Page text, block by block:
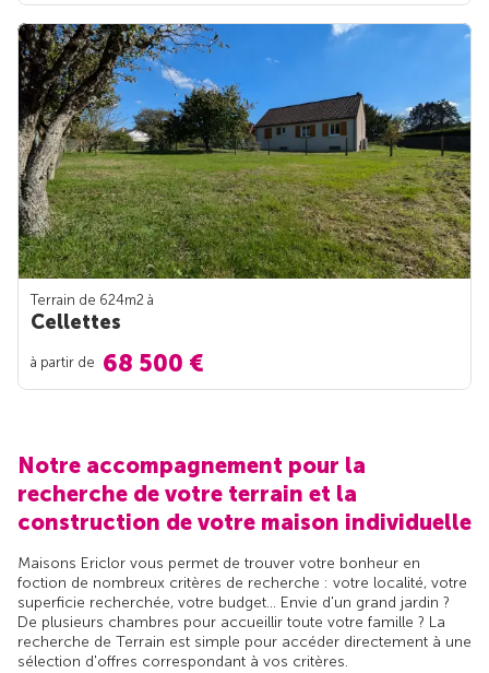
Terrain de 624m2 à
Cellettes
à partir de 68 500 €
Notre accompagnement pour la
recherche de votre terrain et la
construction de votre maison individuelle
Maisons Ericlor vous permet de trouver votre bonheur en
foction de nombreux critères de recherche : votre localité, votre
superficie recherchée, votre budget... Envie d'un grand jardin ?
De plusieurs chambres pour accueillir toute votre famille ? La
recherche de Terrain est simple pour accéder directement à une
sélection d'offres correspondant à vos critères.